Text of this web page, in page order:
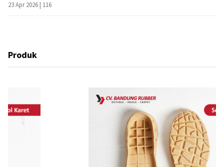
23 Apr 2026 | 116
Produk